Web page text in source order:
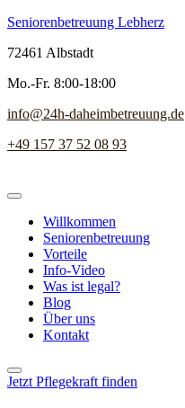
Seniorenbetreuung Lebherz
72461 Albstadt
Mo.-Fr. 8:00-18:00
info@24h-daheimbetreuung.de
+49 157 37 52 08 93
Willkommen
Seniorenbetreuung
Vorteile
Info-Video
Was ist legal?
Blog
Über uns
Kontakt
Jetzt Pflegekraft finden